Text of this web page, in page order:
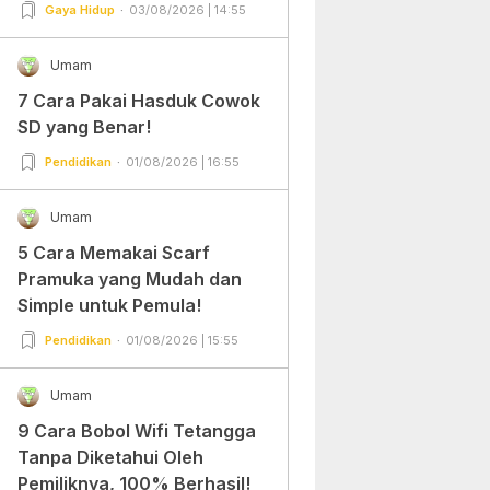
Gaya Hidup 03/08/2026 | 14:55
Umam
7 Cara Pakai Hasduk Cowok
SD yang Benar!
Pendidikan 01/08/2026 | 16:55
Umam
5 Cara Memakai Scarf
Pramuka yang Mudah dan
Simple untuk Pemula!
Pendidikan 01/08/2026 | 15:55
Umam
9 Cara Bobol Wifi Tetangga
Tanpa Diketahui Oleh
Pemiliknya, 100% Berhasil!